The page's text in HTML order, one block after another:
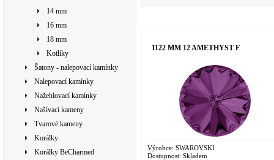
14 mm
16 mm
18 mm
Kotlíky
Šatony - nalepovací kamínky
Nalepovací kamínky
Nažehlovací kamínky
Našívací kameny
Tvarové kameny
Korálky
Korálky BeCharmed
1122 MM 12 AMETHYST F
Výrobce: SWAROVSKI
Dostupnost: Skladem